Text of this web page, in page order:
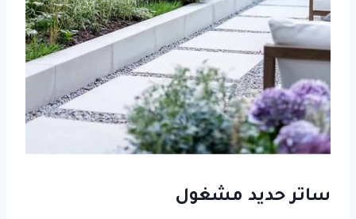
ساتر حديد مشغول